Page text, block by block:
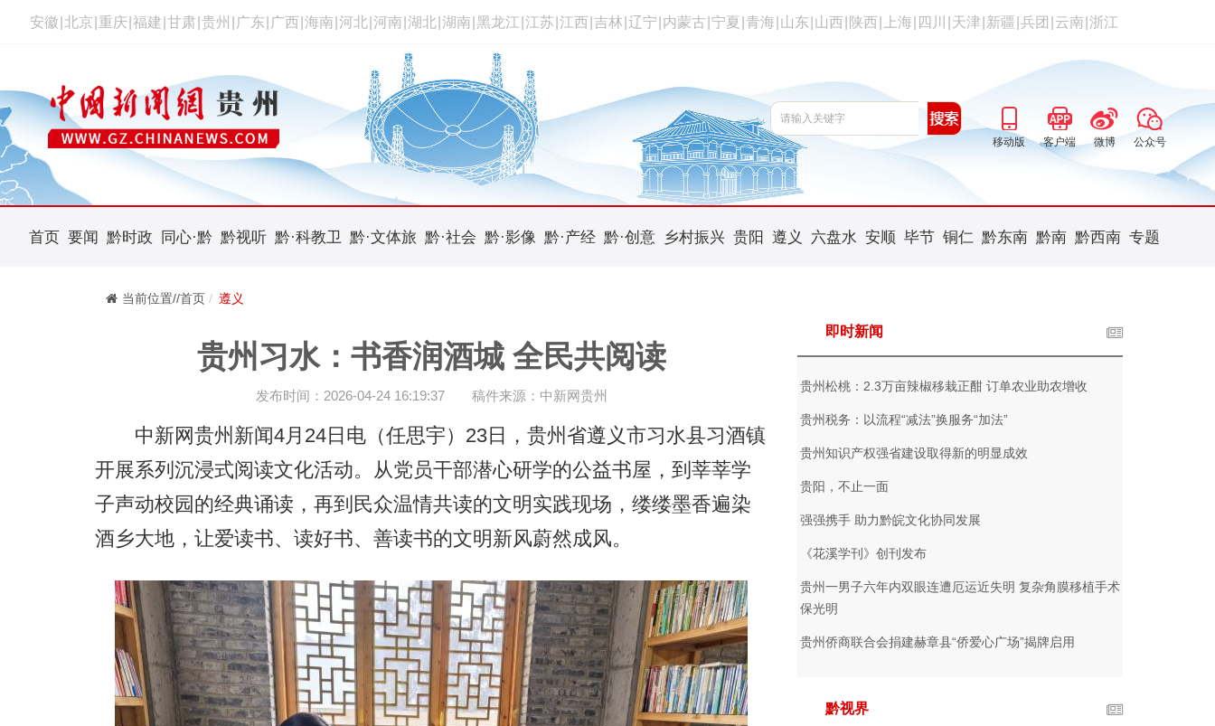
安徽 北京 重庆 福建 甘肃 贵州 广东 广西 海南 河北 河南 湖北 湖南 黑龙江 江苏 江西 吉林 辽宁 内蒙古 宁夏 青海 山东 山西 陕西 上海 四川 天津 新疆 兵团 云南 浙江
移动版 客户端 微博 公众号
首页 要闻 黔时政 同心·黔 黔视听 黔·科教卫 黔·文体旅 黔·社会 黔·影像 黔·产经 黔·创意 乡村振兴 贵阳 遵义 六盘水 安顺 毕节 铜仁 黔东南 黔南 黔西南 专题
当前位置//首页 遵义
贵州习水：书香润酒城 全民共阅读
发布时间：2026-04-24 16:19:37 稿件来源：中新网贵州
中新网贵州新闻4月24日电（任思宇）23日，贵州省遵义市习水县习酒镇
开展系列沉浸式阅读文化活动。从党员干部潜心研学的公益书屋，到莘莘学
子声动校园的经典诵读，再到民众温情共读的文明实践现场，缕缕墨香遍染
酒乡大地，让爱读书、读好书、善读书的文明新风蔚然成风。
即时新闻
贵州松桃：2.3万亩辣椒移栽正酣 订单农业助农增收
贵州税务：以流程“减法”换服务“加法”
贵州知识产权强省建设取得新的明显成效
贵阳，不止一面
强强携手 助力黔皖文化协同发展
《花溪学刊》创刊发布
贵州一男子六年内双眼连遭厄运近失明 复杂角膜移植手术
保光明
贵州侨商联合会捐建赫章县“侨爱心广场”揭牌启用
黔视界